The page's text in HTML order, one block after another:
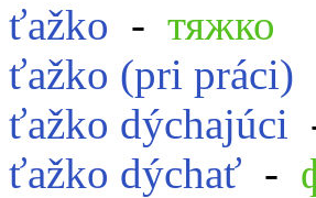
ťažko - тяжко
ťažko (pri práci)
ťažko dýchajúci
ťažko dýchať -